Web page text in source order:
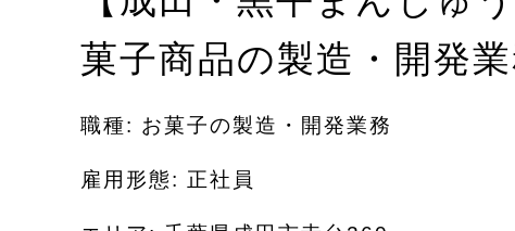
菓子商品の製造・開発
職種: お菓子の製造・開発業務
雇用形態: 正社員